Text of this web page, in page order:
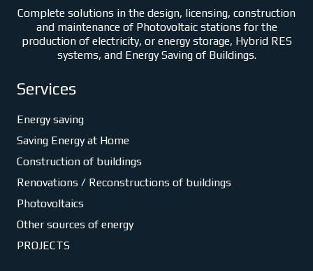
Complete solutions in the design, licensing, construction
and maintenance of Photovoltaic stations for the
production of electricity, or energy storage, Hybrid RES
systems, and Energy Saving of Buildings.
Services
Energy saving
Saving Energy at Home
Construction of buildings
Renovations / Reconstructions of buildings
Photovoltaics
Other sources of energy
PROJECTS